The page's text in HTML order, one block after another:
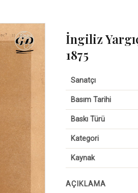
İngiliz
1875
Sanatçı
Basım Tarihi
Baskı Türü
Kategori
Kaynak
AÇIKLAMA